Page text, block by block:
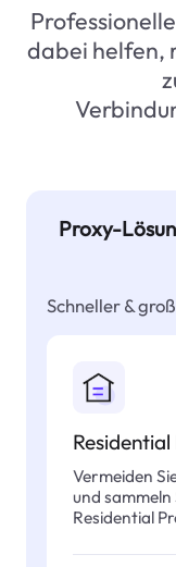
dabei helfen,
Proxy-
Schneller &
Vermeiden
und sammeln
Residential